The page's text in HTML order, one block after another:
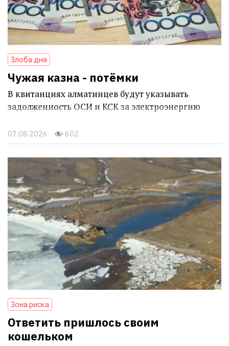
Злоба дня
Чужая казна - потёмки
В квитанциях алматинцев будут указывать
задолженность ОСИ и КСК за электроэнергию
07.08.2026 602
Зона риска
Ответить пришлось своим
кошельком